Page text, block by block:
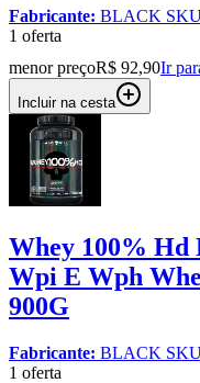
Fabricante: BLACK
1 oferta
menor preçoR$ 92,90Ir
Incluir na cesta
Whey 100% Hd
Wpi E Wph
900G
Fabricante: BLACK
1 oferta